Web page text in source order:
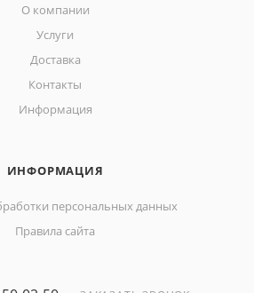
О компании
Услуги
Доставка
Контакты
Информация
ИНФОРМАЦИЯ
персональных данных
Правила сайта